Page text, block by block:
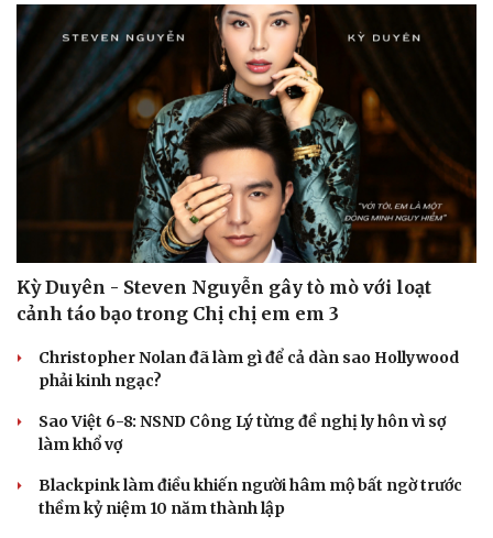
Sản phụ khoa
Nhi khoa
Nam khoa
Làm đẹp - giảm cân
Phòng mạch online
Ăn sạch sống khỏe
Tình yêu - Gia đình
Kỳ Duyên - Steven Nguyễn gây tò mò với loạt
cảnh táo bạo trong Chị chị em em 3
Christopher Nolan đã làm gì để cả dàn sao Hollywood
phải kinh ngạc?
Sao Việt 6-8: NSND Công Lý từng đề nghị ly hôn vì sợ
làm khổ vợ
Blackpink làm điều khiến người hâm mộ bất ngờ trước
thềm kỷ niệm 10 năm thành lập